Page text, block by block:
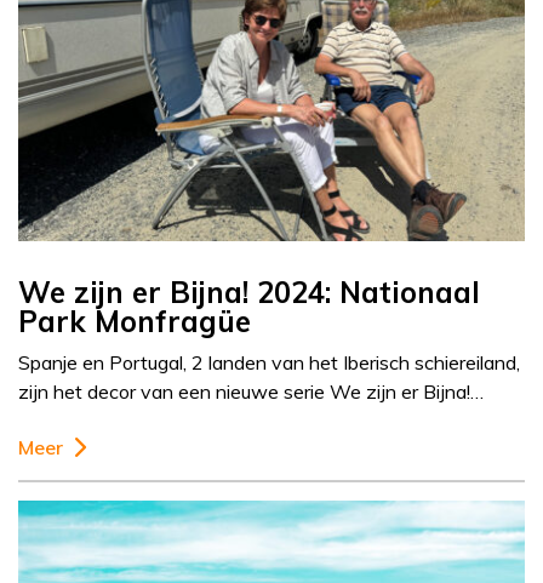
We zijn er Bijna! 2024: Nationaal
Park Monfragüe
Spanje en Portugal, 2 landen van het Iberisch schiereiland,
zijn het decor van een nieuwe serie We zijn er Bijna!…
Meer